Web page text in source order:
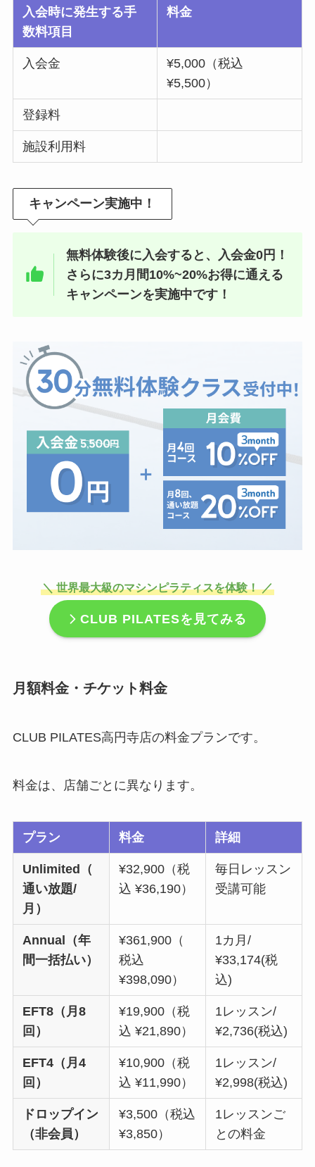
入会時に発生する手
数料項目
料金
入会金
¥5,000（税込
¥5,500）
登録料
施設利用料
キャンペーン実施中！
無料体験後に入会すると、入会金0円！
さらに3カ月間10%~20%お得に通える
キャンペーンを実施中です！
＼ 世界最大級のマシンピラティスを体験！ ／
CLUB PILATESを見てみる
月額料金・チケット料金
CLUB PILATES高円寺店の料金プランです。
料金は、店舗ごとに異なります。
プラン 料金 詳細
Unlimited（
通い放題/
月）
¥32,900（税
込 ¥36,190）
毎日レッスン
受講可能
Annual（年
間一括払い）
¥361,900（
税込
¥398,090）
1カ月/
¥33,174(税
込)
EFT8（月8
回）
¥19,900（税
込 ¥21,890）
1レッスン/
¥2,736(税込)
EFT4（月4
回）
¥10,900（税
込 ¥11,990）
1レッスン/
¥2,998(税込)
ドロップイン
（非会員）
¥3,500（税込
¥3,850）
1レッスンご
との料金